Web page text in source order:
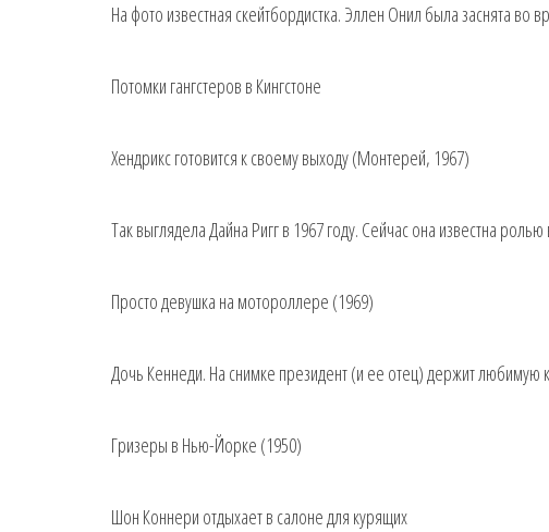
На фото известная скейтбордистка. Эллен Онил была заснята во
Потомки гангстеров в Кингстоне
Хендрикс готовится к своему выходу (Монтерей, 1967)
Так выглядела Дайна Ригг в 1967 году. Сейчас она известна
Просто девушка на мотороллере (1969)
Дочь Кеннеди. На снимке президент (и ее отец) держит любимую
Гризеры в Нью-Йорке (1950)
Шон Коннери отдыхает в салоне для курящих